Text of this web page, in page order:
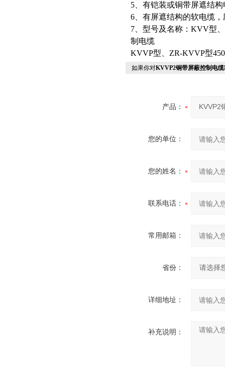
5、有铠装或铜带屏遮结
6、有屏遮结构的软电缆
7、型号及名称：KVV型
制电缆
KVVP型、ZR-KVVP型450
如果你对KVVP2铜带屏蔽控制电
产品：
您的单位：
您的姓名：
联系电话：
常用邮箱：
省份：
详细地址：
补充说明：